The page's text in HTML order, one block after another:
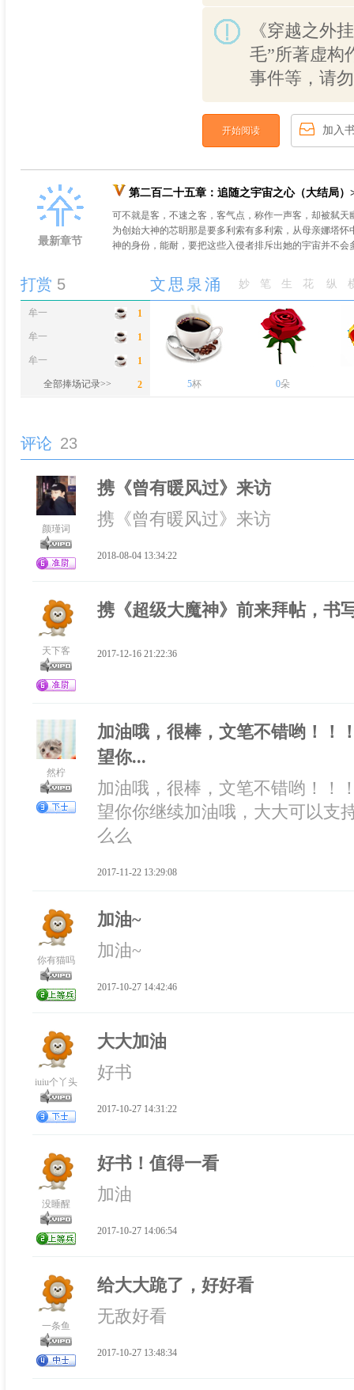
《穿越之外
毛”所著虚构
事件等，请
开始阅读 加入
最新章节
第二百二十五章：追随之宇宙之心（大结局）
可不就是客，不速之客，客气点，称作一声客，却被弑
为创始大神的芯眀那是要多利索有多利索，从母亲娜塔
神的身份，能耐，要把这些入侵者排斥出她的宇宙并不会
打赏 5 文思泉涌 妙笔生花 纵
1
牟一
1
牟一
1
牟一
2
牟一全部捧场记录>> 5杯 0朵
评论 23
颜瑾词
携《曾有暖风过》来访
携《曾有暖风过》来访
2018-08-04 13:34:22
天下客
携《超级大魔神》前来拜帖，书
2017-12-16 21:22:36
然柠
加油哦，很棒，文笔不错哟！！
望你...
加油哦，很棒，文笔不错哟！！
望你你继续加油哦，大大可以支
么么
2017-11-22 13:29:08
你有猫吗
加油~
加油~
2017-10-27 14:42:46
iuiu个丫头
大大加油
好书
2017-10-27 14:31:22
没睡醒
好书！值得一看
加油
2017-10-27 14:06:54
一条鱼
给大大跪了，好好看
无敌好看
2017-10-27 13:48:34